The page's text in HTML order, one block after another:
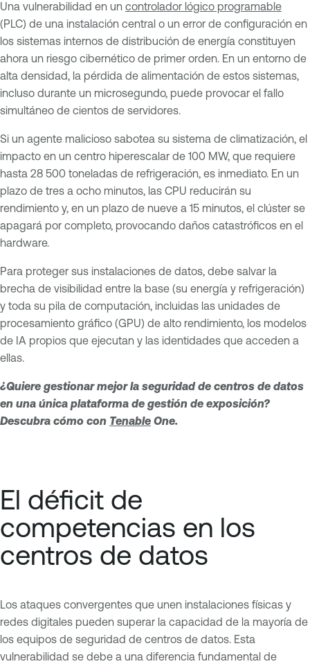
Una vulnerabilidad en un controlador lógico programable
(PLC) de una instalación central o un error de configuración en
los sistemas internos de distribución de energía constituyen
ahora un riesgo cibernético de primer orden. En un entorno de
alta densidad, la pérdida de alimentación de estos sistemas,
incluso durante un microsegundo, puede provocar el fallo
simultáneo de cientos de servidores.
Si un agente malicioso sabotea su sistema de climatización, el
impacto en un centro hiperescalar de 100 MW, que requiere
hasta 28 500 toneladas de refrigeración, es inmediato. En un
plazo de tres a ocho minutos, las CPU reducirán su
rendimiento y, en un plazo de nueve a 15 minutos, el clúster se
apagará por completo, provocando daños catastróficos en el
hardware.
Para proteger sus instalaciones de datos, debe salvar la
brecha de visibilidad entre la base (su energía y refrigeración)
y toda su pila de computación, incluidas las unidades de
procesamiento gráfico (GPU) de alto rendimiento, los modelos
de IA propios que ejecutan y las identidades que acceden a
ellas.
¿Quiere gestionar mejor la seguridad de centros de datos
en una única plataforma de gestión de exposición?
Descubra cómo con Tenable One.
El déficit de
competencias en los
centros de datos
Los ataques convergentes que unen instalaciones físicas y
redes digitales pueden superar la capacidad de la mayoría de
los equipos de seguridad de centros de datos. Esta
vulnerabilidad se debe a una diferencia fundamental de